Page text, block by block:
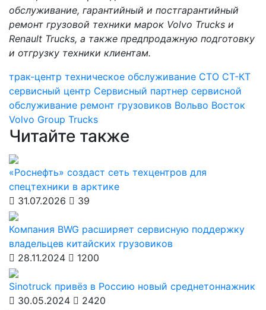
обслуживание, гарантийный и постгарантийный
ремонт грузовой техники марок Volvo Trucks и
Renault Trucks, а также предпродажную подготовку
и отгрузку техники клиентам.
трак-центр техническое обслуживание СТО СТ-КТ
сервисный центр Сервисный партнер сервисной
обслуживание ремонт грузовиков Вольво Восток
Volvo Group Trucks
Читайте также
«Роснефть» создаст сеть техцентров для
спецтехники в арктике
31.07.2026
39
Компания BWG расширяет сервисную поддержку
владельцев китайских грузовиков
28.11.2024
1200
Sinotruck привёз в Россию новый среднетоннажник
30.05.2024
2420